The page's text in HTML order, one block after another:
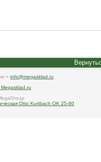
» info@megasklad.ru
Otto Kurtbach OK 25-80